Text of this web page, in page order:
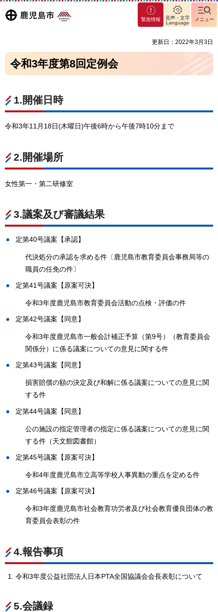
鹿児島
マグ
マシ
緊急情報
音声・文字
Language
メニュー
更新日：2022年3月3日
令和3年度第8回定例会
1.開催日時
令和3年11月18日(木曜日)午後6時から午後7時10分まで
2.開催場所
女性第一・第二研修室
3.議案及び審議結果
定第40号議案【承認】
代決処分の承認を求める件〔鹿児島市教育委員会事務局等の
職員の任免の件〕
定第41号議案【原案可決】
令和3年度鹿児島市教育委員会活動の点検・評価の件
定第42号議案【同意】
令和3年度鹿児島市一般会計補正予算（第9号）（教育委員会
関係分）に係る議案についての意見に関する件
定第43号議案【同意】
損害賠償の額の決定及び和解に係る議案についての意見に関
する件
定第44号議案【同意】
公の施設の指定管理者の指定に係る議案についての意見に関
する件（天文館図書館）
定第45号議案【原案可決】
令和4年度鹿児島市立高等学校人事異動の重点を定める件
定第46号議案【原案可決】
令和3年度鹿児島市社会教育功労者及び社会教育優良団体の教
育委員会表彰の件
4.報告事項
令和3年度公益社団法人日本PTA全国協議会会長表彰について
5.会議録